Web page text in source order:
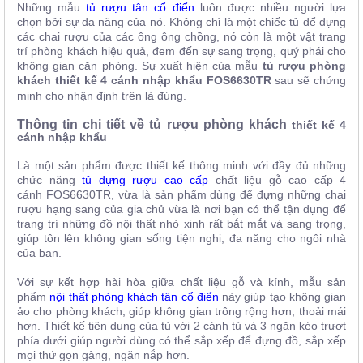
Nhà
Hàng
Thất
Hàng
Những mẫutủ rượu tân cổ điển luôn được nhiều người lựa
chọn bởi sự đa năng của nó. Không chỉ là một chiếc tủ để đựng
các chai rượu của các ông ông chồng, nó còn là một vật trang
trí phòng khách hiệu quả, đem đến sự sang trọng, quý phái cho
không gian căn phòng. Sự xuất hiện của mẫu tủ rượu phòng
khách thiết kế 4 cánh nhập khẩu FOS6630TR sau sẽ chứng
minh cho nhận định trên là đúng.
Thông tin chi tiết về tủ rượu phòng khách thiết kế 4
cánh nhập khẩu
Là một sản phẩm được thiết kế thông minh với đầy đủ những
chức năng tủ đựng rượu cao cấp chất liệu gỗ cao cấp 4
cánh FOS6630TR, vừa là sản phẩm dùng để đựng những chai
rượu hạng sang của gia chủ vừa là nơi bạn có thể tận dụng để
trang trí những đồ nội thất nhỏ xinh rất bắt mắt và sang trọng,
giúp tôn lên không gian sống tiện nghi, đa năng cho ngôi nhà
của bạn.
Với sự kết hợp hài hòa giữa chất liệu gỗ và kính, mẫu sản
phẩm nội thất phòng khách tân cổ điển này giúp tạo không gian
ảo cho phòng khách, giúp không gian trông rộng hơn, thoải mái
hơn. Thiết kế tiện dụng của tủ với 2 cánh tủ và 3 ngăn kéo trượt
phía dưới giúp người dùng có thể sắp xếp để đựng đồ, sắp xếp
mọi thứ gọn gàng, ngăn nắp hơn.